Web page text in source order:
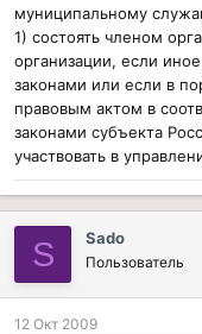
муниципальному
1) состоять членом
организации, если
законами или если в
правовым актом в
законами субъекта
участвовать в
S Sado
Пользователь
12 Окт 2009